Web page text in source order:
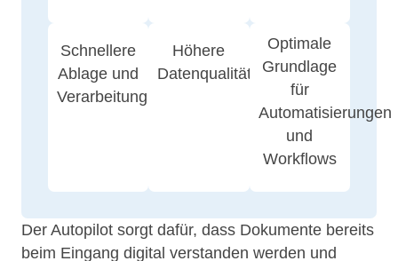
Schnellere
Ablage und
Verarbeitung
Höhere
Datenqualität
Optimale
Grundlage
für
Automatisierungen
und
Workflows
Der Autopilot sorgt dafür, dass Dokumente bereits
beim Eingang digital verstanden werden und